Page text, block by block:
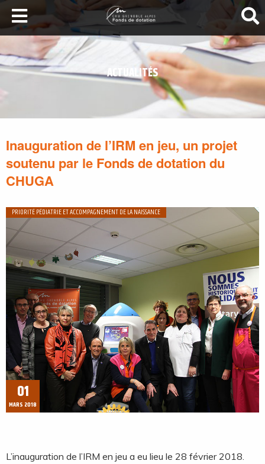
LA SANTÉ AU SOMMET
DEVENEZ MÉCÈNES
NOS PROJETS
ILS NOUS SOUTIENNENT
FAIRE UN DON
ACTUALITÉS
Inauguration de l’IRM en jeu, un projet
soutenu par le Fonds de dotation du
CHUGA
PRIORITÉ PÉDIATRIE ET ACCOMPAGNEMENT DE LA NAISSANCE
01
MARS 2018
L’inauguration de l’IRM en jeu a eu lieu le 28 février 2018.